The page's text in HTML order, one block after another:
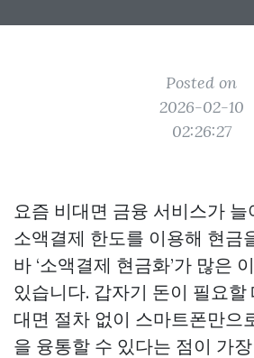
Posted on
2026-02-10
02:26:27
요즘 비대면 금융 서비스가 늘
소액결제 한도를 이용해 현금
바 ‘소액결제 현금화’가 많은
있습니다. 갑자기 돈이 필요할
대면 절차 없이 스마트폰만으
을 융통할 수 있다는 점이 가